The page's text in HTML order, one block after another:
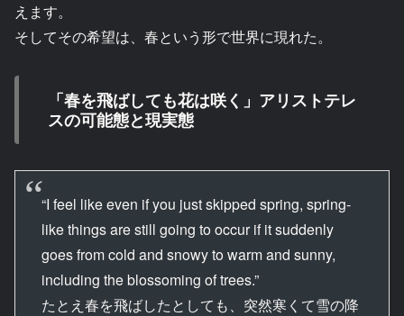
えます。
そしてその希望は、春という形で世界に現れた。
「春を飛ばしても花は咲く」アリストテレ
スの可能態と現実態
“I feel like even if you just skipped spring, spring-
like things are still going to occur if it suddenly
goes from cold and snowy to warm and sunny,
including the blossoming of trees.”
たとえ春を飛ばしたとしても、突然寒くて雪の降